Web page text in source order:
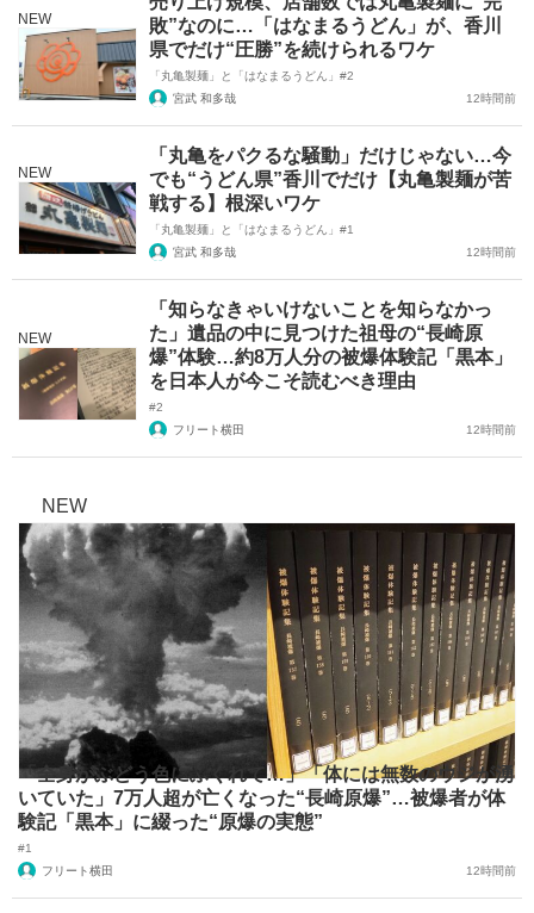
NEW
敗”なのに…「はなまるうどん」が、香川
県でだけ“圧勝”を続けられるワケ
「丸亀製麺」と「はなまるうどん」#2
宮武 和多哉
12時間前
NEW
「丸亀をパクるな騒動」だけじゃない…今
でも“うどん県”香川でだけ【丸亀製麺が苦
戦する】根深いワケ
「丸亀製麺」と「はなまるうどん」#1
宮武 和多哉
12時間前
NEW
「知らなきゃいけないことを知らなかっ
た」遺品の中に見つけた祖母の“長崎原
爆”体験…約8万人分の被爆体験記「黒本」
を日本人が今こそ読むべき理由
#2
フリート横田
12時間前
NEW
「全身がぶどう色にふくれて…」「体には無数のウジが湧
いていた」7万人超が亡くなった“長崎原爆”…被爆者が体
験記「黒本」に綴った“原爆の実態”
#1
フリート横田
12時間前